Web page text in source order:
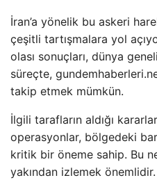
İran’a yönelik bu askeri
çeşitli tartışmalara yol
olası sonuçları, dünya
süreçte,
takip etmek mümkün.
İlgili tarafların aldığı
operasyonlar, bölgedeki
kritik bir öneme sahip. Bu
yakından izlemek önemlidir.